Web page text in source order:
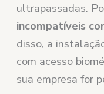
ultrapassadas.
incompatíveis
disso, a
com acesso
sua empresa for